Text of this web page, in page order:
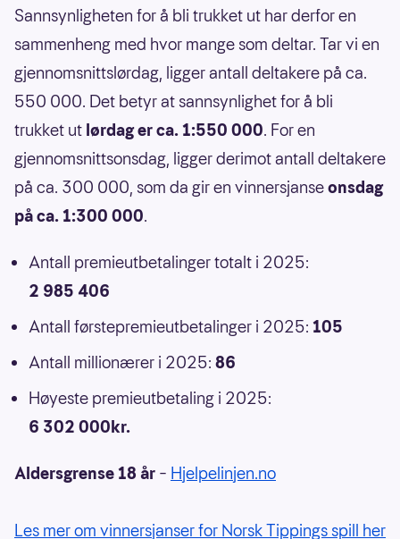
Sannsynligheten for å bli trukket ut har derfor en
sammenheng med hvor mange som deltar. Tar vi en
gjennomsnittslørdag, ligger antall deltakere på ca.
550 000. Det betyr at sannsynlighet for å bli
trukket ut lørdag er ca. 1:550 000. For en
gjennomsnittsonsdag, ligger derimot antall deltakere
på ca. 300 000, som da gir en vinnersjanseonsdag
på ca. 1:300 000.
Antall premieutbetalinger totalt i 2025:
2 985 406
Antall førstepremieutbetalinger i 2025: 105
Antall millionærer i 2025: 86
Høyeste premieutbetaling i 2025:
6 302 000kr.
Aldersgrense 18 år – Hjelpelinjen.no
Les mer om vinnersjanser for Norsk Tippings spill her